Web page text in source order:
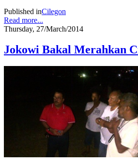
Published inCilegon
Read more...
Thursday, 27/March/2014
Jokowi Bakal Merahkan